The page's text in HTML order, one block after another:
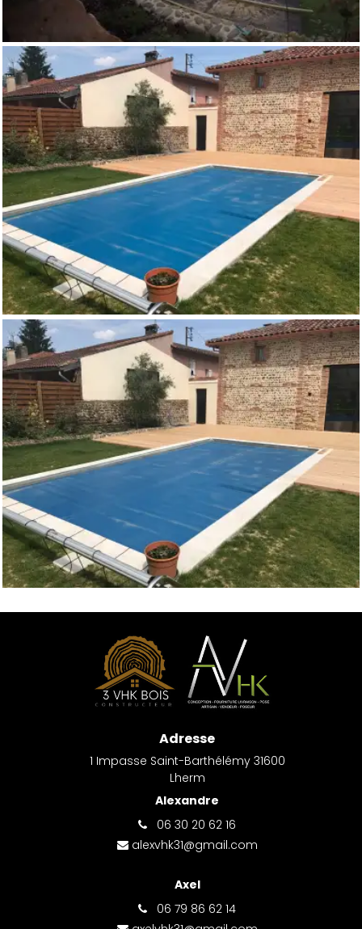
Adresse
1 Impasse Saint-Barthélémy 31600
Lherm
Alexandre
06 30 20 62 16
alexvhk31@gmail.com
Axel
06 79 86 62 14